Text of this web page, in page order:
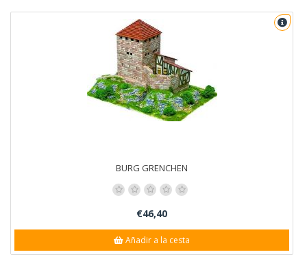
BURG GRENCHEN
€46,40
Añadir a la cesta